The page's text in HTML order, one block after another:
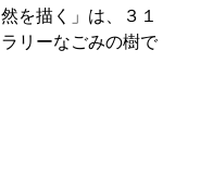
を描く」は、３１
リーなごみの樹で